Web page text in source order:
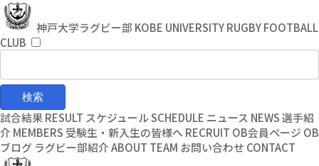
コ
ン
テ
ン
へ
キ
ッ
プ
ナ
ビ
ゲ
ー
ョ
に
移
動
神戸大学ラグビー部 KOBE UNIVERSITY RUGBY FOOTBALL
CLUB
試合結果RESULT スケジュールSCHEDULE ニュース NEWS選手紹
介 MEMBERS 受験生・新入生の皆様へ RECRUIT OB会員ページ OB
ブログ ラグビー部紹介ABOUT TEAM お問い合わせ CONTACT